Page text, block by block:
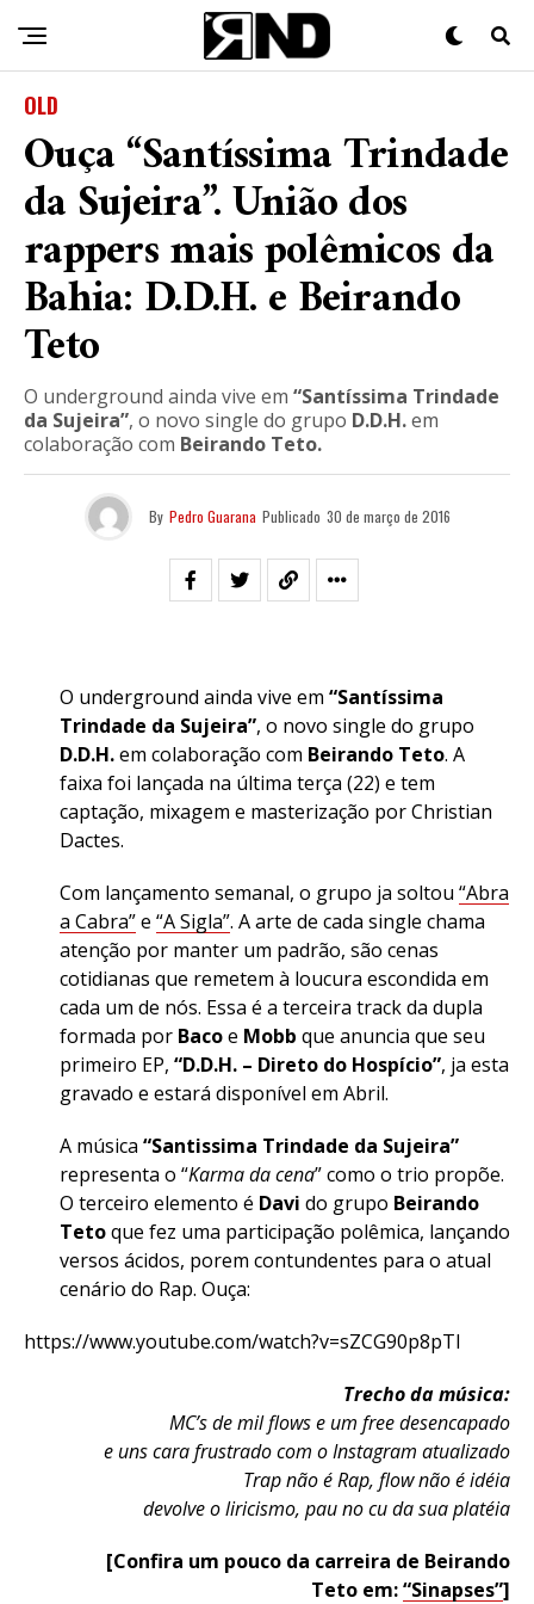
OLD
Ouça “Santíssima Trindade
da Sujeira”. União dos
rappers mais polêmicos da
Bahia: D.D.H. e Beirando
Teto
O underground ainda vive em “Santíssima Trindade
da Sujeira”, o novo single do grupo D.D.H.em
colaboração com Beirando Teto.
By Pedro Guarana Publicado 30 de março de 2016
O underground ainda vive em “Santíssima
Trindade da Sujeira”, o novo single do grupo
D.D.H.em colaboração com Beirando Teto. A
faixa foi lançada na última terça (22) e tem
captação, mixagem e masterização por Christian
Dactes.
Com lançamento semanal, o grupo ja soltou “Abra
a Cabra”e “A Sigla”. A arte de cada single chama
atenção por manter um padrão, são cenas
cotidianas que remetem à loucura escondida em
cada um de nós. Essa é a terceira track da dupla
formada por Bacoe Mobb que anuncia que seu
primeiro EP, “D.D.H. – Direto do Hospício”, ja esta
gravado e estará disponível em Abril.
A música “Santissima Trindade da Sujeira”
representa o “Karma da cena” como o trio propõe.
O terceiro elemento é Davi do grupo Beirando
Tetoque fez uma participação polêmica, lançando
versos ácidos, porem contundentes para o atual
cenário do Rap. Ouça:
https://www.youtube.com/watch?v=sZCG90p8pTI
Trecho da música:
MC’s de mil flows e um free desencapado
e uns cara frustrado com o Instagram atualizado
Trap não é Rap, flow não é idéia
devolve o liricismo, pau no cu da sua platéia
[Confira um pouco da carreira de Beirando
Teto em:“Sinapses”]